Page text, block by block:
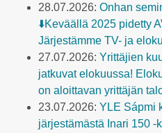
28.07.2026: Onhan
⬇️Keväällä 2025 pidetty
Järjestämme TV- ja
27.07.2026: Yrittäjien
jatkuvat elokuussa!
on aloittavan yrittäjän
23.07.2026: YLE Sápmi
järjestämästä Inari 150